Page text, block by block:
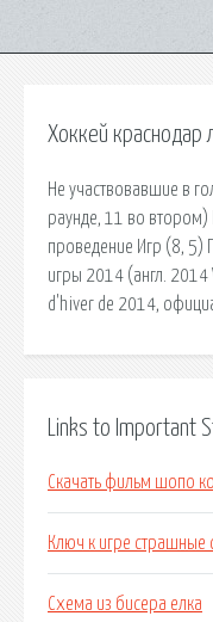
Хоккей краснодар
Не участвовавшие в
раунде, 11 во втором)
проведение Игр (8, 5)
игры 2014 (англ.
d'hiver de 2014,
Links to Important
Скачать фильм шопо
Ключ к игре страшные
Схема из бисера елка